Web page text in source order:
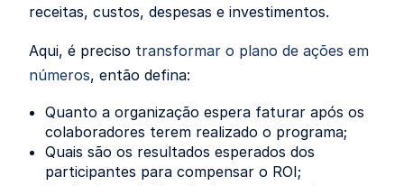
receitas, custos, despesas e investimentos.
Aqui, é preciso transformar o plano de ações em
números, então defina:
Quanto a organização espera faturar após os
colaboradores terem realizado o programa;
Quais são os resultados esperados dos
participantes para compensar o ROI;